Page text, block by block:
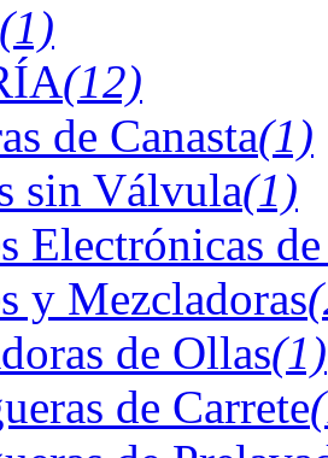
(1)
(12)
de Canasta(1)
sin Válvula(1)
Electrónicas
y Mezcladoras
de Ollas(1)
de Carrete